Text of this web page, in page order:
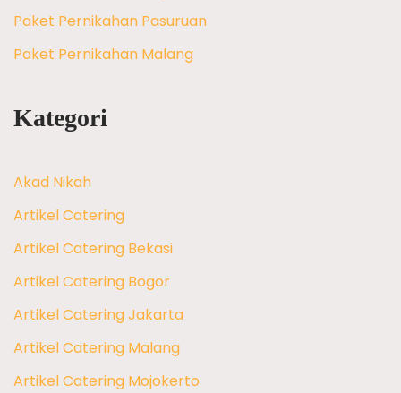
Paket Pernikahan Pasuruan
Paket Pernikahan Malang
Kategori
Akad Nikah
Artikel Catering
Artikel Catering Bekasi
Artikel Catering Bogor
Artikel Catering Jakarta
Artikel Catering Malang
Artikel Catering Mojokerto